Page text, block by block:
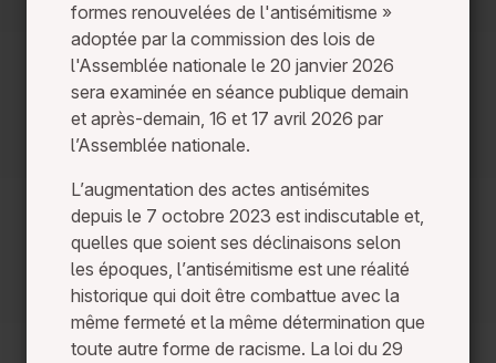
formes renouvelées de l'antisémitisme »
adoptée par la commission des lois de
l'Assemblée nationale le 20 janvier 2026
sera examinée en séance publique demain
et après-demain, 16 et 17 avril 2026 par
l’Assemblée nationale.
L’augmentation des actes antisémites
depuis le 7 octobre 2023 est indiscutable et,
quelles que soient ses déclinaisons selon
les époques, l’antisémitisme est une réalité
historique qui doit être combattue avec la
même fermeté et la même détermination que
toute autre forme de racisme. La loi du 29